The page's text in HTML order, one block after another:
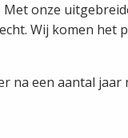
onze
Wij komen het
na een aantal